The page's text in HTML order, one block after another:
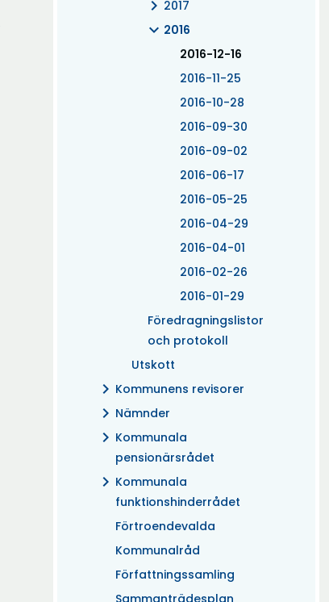
chevron_right 2017
expand_more 2016
2016-12-16
(Aktuell)
2016-11-25
2016-10-28
2016-09-30
2016-09-02
2016-06-17
2016-05-25
2016-04-29
2016-04-01
2016-02-26
2016-01-29
Föredragningslistor
och protokoll
Utskott
chevron_right Kommunens revisorer
chevron_right Nämnder
chevron_right Kommunala
pensionärsrådet
chevron_right Kommunala
funktionshinderrådet
Förtroendevalda
Kommunalråd
Författningssamling
Sammanträdesplan